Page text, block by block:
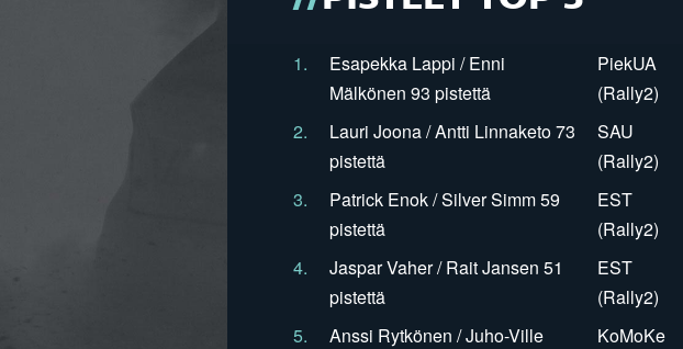
1.
Esapekka Lappi / Enni
Mälkönen 93 pistettä
PiekUA
(Rally2)
2.
Lauri Joona / Antti Linnaketo 73
pistettä
SAU
(Rally2)
3.
Patrick Enok / Silver Simm 59
pistettä
EST
(Rally2)
4.
Jaspar Vaher / Rait Jansen 51
pistettä
EST
(Rally2)
5.
Anssi Rytkönen / Juho-Ville
KoMoKe